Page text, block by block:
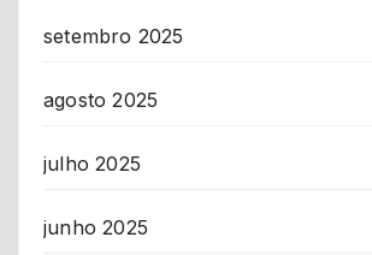
setembro 2025
agosto 2025
julho 2025
junho 2025